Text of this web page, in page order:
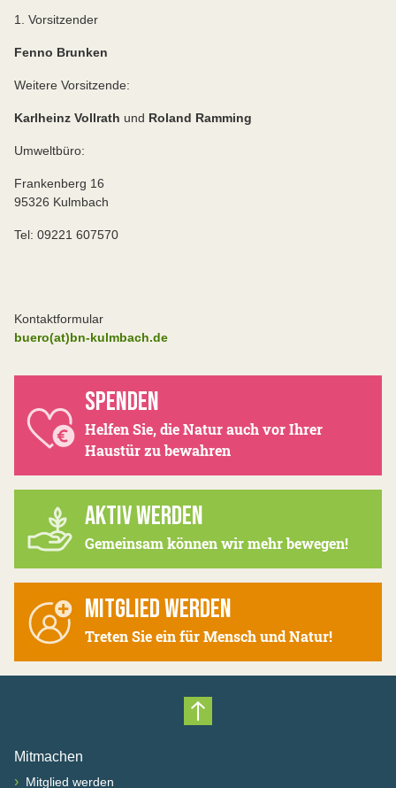
1. Vorsitzender
Fenno Brunken
Weitere Vorsitzende:
Karlheinz Vollrath und Roland Ramming
Umweltbüro:
Frankenberg 16
95326 Kulmbach
Tel: 09221 607570
Kontaktformular
buero(at)bn-kulmbach.de
SPENDEN
Helfen Sie, die Natur auch vor Ihrer
Haustür zu bewahren
AKTIV WERDEN
Gemeinsam können wir mehr bewegen!
MITGLIED WERDEN
Treten Sie ein für Mensch und Natur!
Nach oben scrollen
Mitmachen
› Mitglied werden